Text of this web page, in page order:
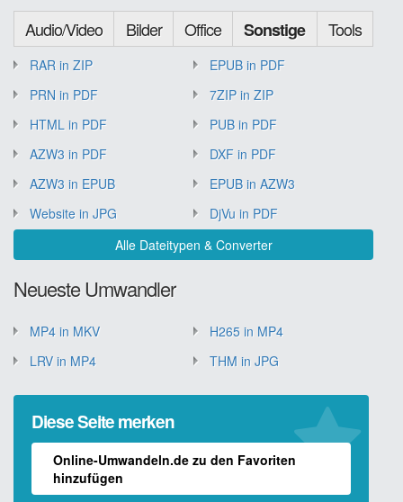
Audio/Video Bilder Office Sonstige Tools
RAR in ZIP
EPUB in PDF
PRN in PDF
7ZIP in ZIP
HTML in PDF
PUB in PDF
AZW3 in PDF
DXF in PDF
AZW3 in EPUB
EPUB in AZW3
Website in JPG
DjVu in PDF
Alle Dateitypen & Converter
Neueste Umwandler
MP4 in MKV
H265 in MP4
LRV in MP4
THM in JPG
Diese Seite merken
Online-Umwandeln.de zu den Favoriten
hinzufügen